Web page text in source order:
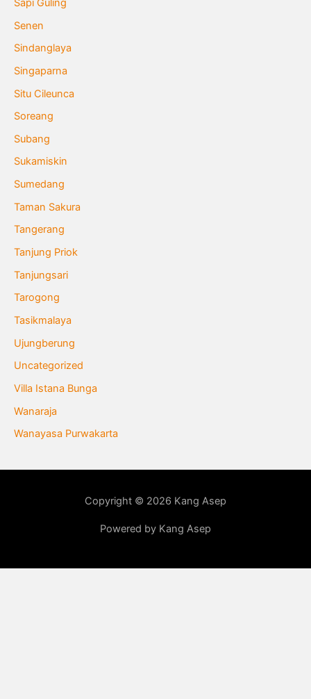
Sapi Guling
Senen
Sindanglaya
Singaparna
Situ Cileunca
Soreang
Subang
Sukamiskin
Sumedang
Taman Sakura
Tangerang
Tanjung Priok
Tanjungsari
Tarogong
Tasikmalaya
Ujungberung
Uncategorized
Villa Istana Bunga
Wanaraja
Wanayasa Purwakarta
Copyright © 2026 Kang Asep
Powered by Kang Asep